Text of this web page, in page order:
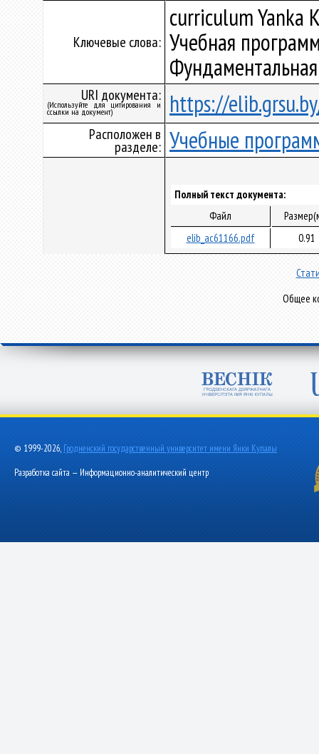
Ключевые слова:
curriculum Yanka
Учебная
URI документа:
(Используйте для цитирования и
ссылки на документ) https://
Расположен в
разделе: Учебные
Полный текст документа:
Файл
elib_ac61166.pdf
0.91
Общее
© 1999-2026, Гродненский государственный университет имени Янки Купалы
Разработка сайта — Информационно-аналитический центр